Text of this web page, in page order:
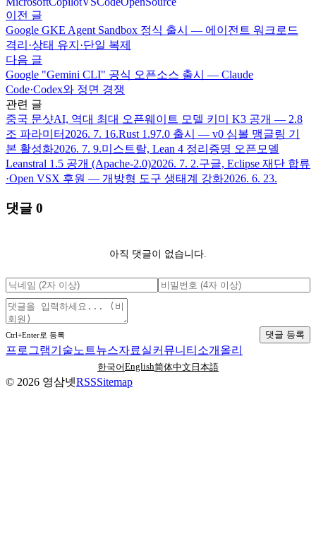
이전 글
Google GKE Agent Sandbox 정식 출시 — 에이전트 워크로드
격리·상태 유지·단일 복제
다음 글
Google "Gemini CLI" 공식 오픈소스 출시 — Claude
Code·Codex와 정면 경쟁
관련 글
중국 문샷AI, 역대 최대 오픈웨이트 모델 키미 K3 공개 — 2.8
조 파라미터 2026. 7. 16.Rust 1.97.0 출시 — v0 심볼 맹글링 기
본 활성화2026. 7. 9.미스트랄, Lean 4 정리증명 오픈모델
Leanstral 1.5 공개 (Apache-2.0)2026. 7. 2.구글, Eclipse 재단 합류
·Open VSX 후원 — 개방형 도구 생태계 강화2026. 6. 23.
댓글 0
아직 댓글이 없습니다.
Ctrl+Enter로 등록 댓글 등록
프로그램기술노트뉴스자료실커뮤니티 소개 올리
한국어English简体中文 日本語
© 2026 영삼넷RSSSitemap